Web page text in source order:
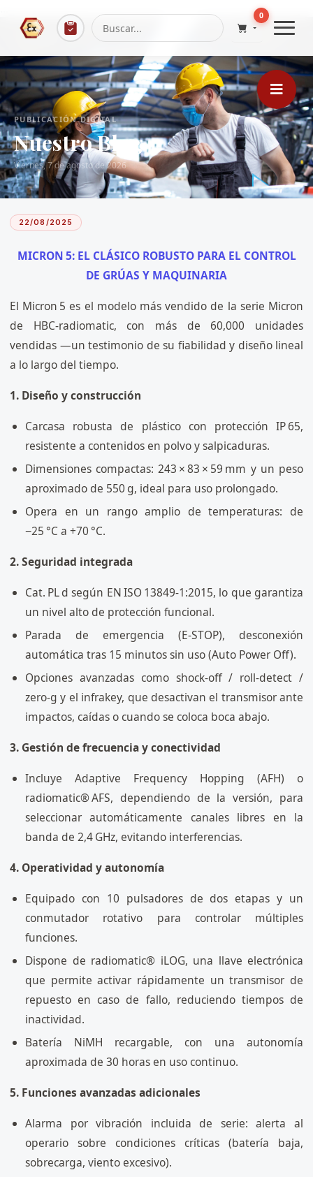
0
PUBLICACIÓN DIGITAL
Nuestro Blog
Viernes, 7 de agosto de 2026
22/08/2025
MICRON 5: EL CLÁSICO ROBUSTO PARA EL CONTROL
DE GRÚAS Y MAQUINARIA
El Micron 5 es el modelo más vendido de la serie Micron
de HBC‑radiomatic, con más de 60,000 unidades
vendidas —un testimonio de su fiabilidad y diseño lineal
a lo largo del tiempo.
1. Diseño y construcción
Carcasa robusta de plástico con protección IP 65,
resistente a contenidos en polvo y salpicaduras.
Dimensiones compactas: 243 × 83 × 59 mm y un peso
aproximado de 550 g, ideal para uso prolongado.
Opera en un rango amplio de temperaturas: de
−25 °C a +70 °C.
2. Seguridad integrada
Cat. PL d según EN ISO 13849‑1:2015, lo que garantiza
un nivel alto de protección funcional.
Parada de emergencia (E‑STOP), desconexión
automática tras 15 minutos sin uso (Auto Power Off).
Opciones avanzadas como shock‑off / roll‑detect /
zero‑g y el infrakey, que desactivan el transmisor ante
impactos, caídas o cuando se coloca boca abajo.
3. Gestión de frecuencia y conectividad
Incluye Adaptive Frequency Hopping (AFH) o
radiomatic® AFS, dependiendo de la versión, para
seleccionar automáticamente canales libres en la
banda de 2,4 GHz, evitando interferencias.
4. Operatividad y autonomía
Equipado con 10 pulsadores de dos etapas y un
conmutador rotativo para controlar múltiples
funciones.
Dispone de radiomatic® iLOG, una llave electrónica
que permite activar rápidamente un transmisor de
repuesto en caso de fallo, reduciendo tiempos de
inactividad.
Batería NiMH recargable, con una autonomía
aproximada de 30 horas en uso continuo.
5. Funciones avanzadas adicionales
Alarma por vibración incluida de serie: alerta al
operario sobre condiciones críticas (batería baja,
sobrecarga, viento excesivo).